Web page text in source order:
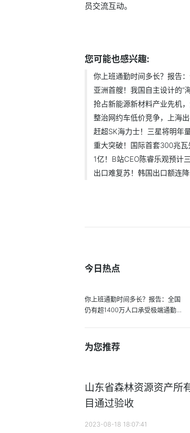
员交流互动。
您可能也感兴趣:
你上班通勤时间多长？报告
亚洲首艘！我国自主设计的“
抢占新能源新材料产业先机
整治网约车低价竞争，上海
赶超SK海力士！三星将明年
重大突破！国际首套300兆瓦
1亿！B站CEO陈睿乐观预计
出口难复苏！韩国出口额连
今日热点
你上班通勤时间多长？报告：全国
仍有超1400万人口承受极端通勤
为您推荐
山东省森林资源资产所
目通过验收
2023-08-18 18:07:41